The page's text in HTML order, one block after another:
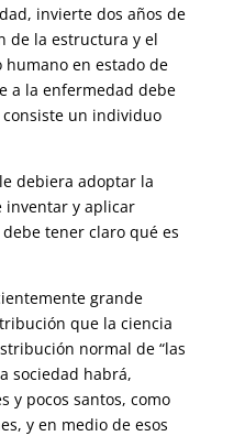
invierte dos años de
de la es­tructura y el
en estado de
a la enfermedad debe
un individuo
debiera adoptar la
inventar y aplicar
tener claro qué es
grande
que la ciencia
normal de “las
sociedad habrá,
y pocos santos, como
y en medio de esos